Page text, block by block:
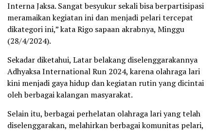
Interna Jaksa. Sangat besyukur sekali bisa berpartisipasi
meramaikan kegiatan ini dan menjadi pelari tercepat
dikategori ini,” kata Rigo sapaan akrabnya, Minggu
(28/4/2024).
Sekadar diketahui, Latar belakang diselenggarakannya
Adhyaksa International Run 2024, karena olahraga lari
kini menjadi gaya hidup dan kegiatan rutin yang dicintai
oleh berbagai kalangan masyarakat.
Selain itu, berbagai perhelatan olahraga lari yang telah
diselenggarakan, melahirkan berbagai komunitas pelari,